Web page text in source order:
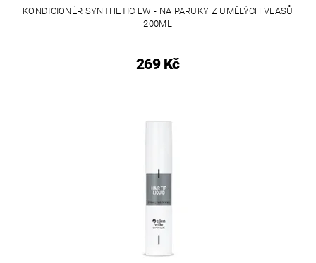
KONDICIONÉR SYNTHETIC EW - NA PARUKY Z UMĚLÝCH VLASŮ
200ML
269 Kč